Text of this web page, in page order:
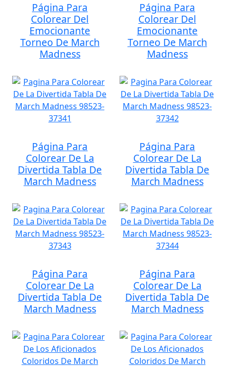
Página Para
Colorear Del
Emocionante
Torneo De March
Madness
Página Para
Colorear Del
Emocionante
Torneo De March
Madness
Página Para
Colorear De La
Divertida Tabla De
March Madness
Página Para
Colorear De La
Divertida Tabla De
March Madness
Página Para
Colorear De La
Divertida Tabla De
March Madness
Página Para
Colorear De La
Divertida Tabla De
March Madness